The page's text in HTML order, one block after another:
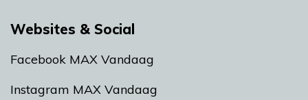
Websites & Social
Facebook MAX Vandaag
Instagram MAX Vandaag